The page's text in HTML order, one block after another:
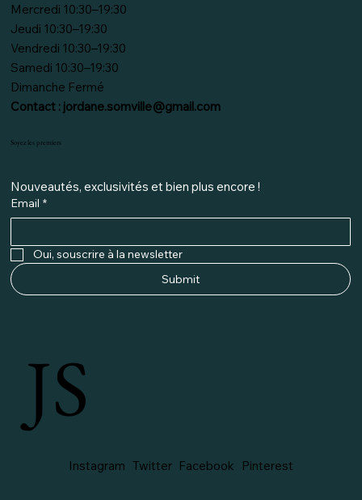
Mercredi 10:30–19:30
Jeudi 10:30–19:30
Vendredi 10:30–19:30
Samedi 10:30–19:30
Dimanche Fermé
Contact : jordane.somville@gmail.com
Soyez les premiers
Email *
Oui, souscrire à la newsletter
Submit
JS
Instagram Twitter Facebook Pinterest